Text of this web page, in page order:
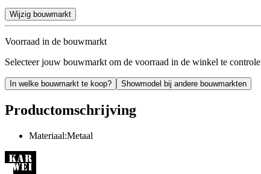
Wijzig bouwmarkt
Voorraad in de bouwmarkt
Selecteer jouw bouwmarkt om de voorraad in de winkel te
In welke bouwmarkt te koop? Showmodel bij andere bouwmarkten
Productomschrijving
Materiaal:Metaal